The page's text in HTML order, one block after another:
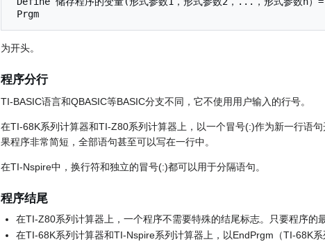
为开头。
程序分行
TI-BASIC语言和QBASIC等BASIC分支不同，它不使用用户输入的行号。
在TI-68K系列计算器和TI-Z80系列计算器上，以一个冒号(:)作为新一行语
果程序非常简短，全部语句甚至可以写在一行中。
在TI-Nspire中，换行符和独立的冒号(:)都可以用于分隔语句。
程序结尾
在TI-Z80系列计算器上，一个程序不需要特殊的结尾标志。只要程序的
在TI-68K系列计算器和TI-Nspire系列计算器上，以EndPrgm（TI-68K